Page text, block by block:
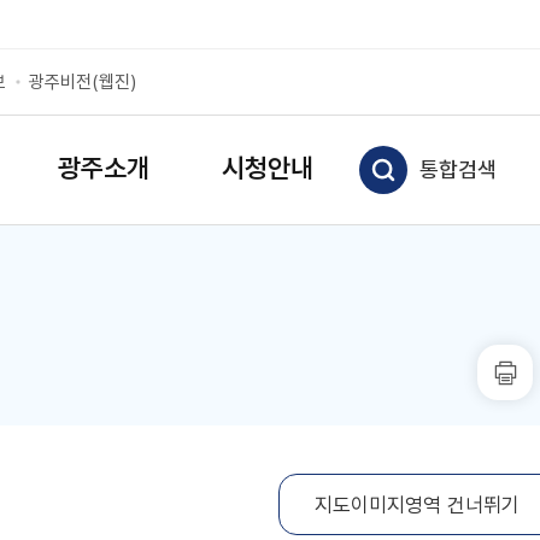
광주비전(웹진)
광주소개 시청안내 통합검색
지도이미지영역 건너뛰기